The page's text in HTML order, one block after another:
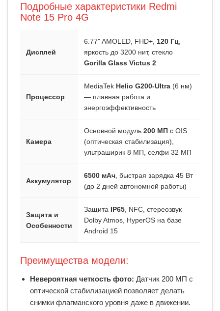
Подробные характеристики Redmi
Note 15 Pro 4G
Дисплей
6.77" AMOLED, FHD+, 120 Гц
яркость до 3200 нит, стекло
Gorilla Glass Victus 2
Процессор
MediaTek Helio G200-Ultra (6 нм)
— плавная работа и
энергоэффективность
Камера
Основной модуль 200 МП с OIS
(оптическая стабилизация),
ультраширик 8 МП, селфи 32 МП
Аккумулятор
6500 мАч , быстрая зарядка 45 Вт
(до 2 дней автономной работы)
Защита и
Особенности
Защита IP65 , NFC, стереозвук
Dolby Atmos, HyperOS на базе
Android 15
Преимущества модели:
Невероятная четкость фото: Датчик 200 МП с
оптической стабилизацией позволяет делать
снимки флагманского уровня даже в движении.